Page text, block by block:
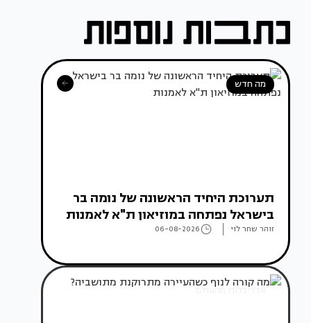
מה חדש
תערוכת היחיד הראשונה של נומה בר
בישראל נפתחה במוזיאון ת"א לאמנות
זוהר שחר לוי 06-08-2026
אדריכלות מהעולם